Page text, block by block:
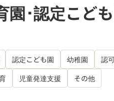
園･認定こど
認定こども園 幼稚園 認
児童発達支援 その他